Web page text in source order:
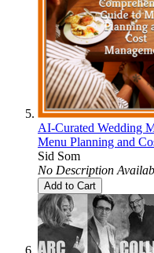
AI-Curated Wedding
Menu Planning and
Sid Som
No Description
Add to Cart